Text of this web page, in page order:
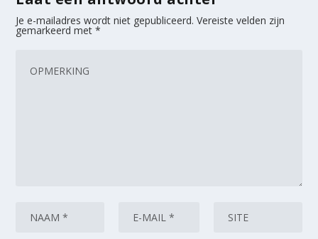
Je e-mailadres wordt niet gepubliceerd. Vereiste velden zijn
gemarkeerd met*